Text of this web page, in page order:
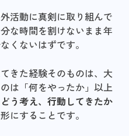
活動に真剣に取り組んで
な時間を割けないまま年
ないはずです。
きた経験そのものは、大
は「何をやったか」以上
う考え、行動してきたか
にすることです。